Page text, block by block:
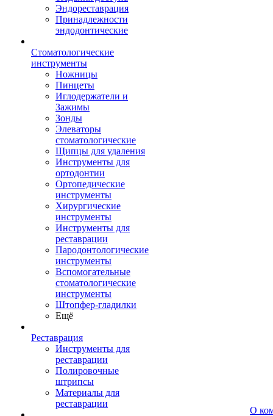
Эндореставрация
Принадлежности
эндодонтические
Стоматологические
инструменты
Ножницы
Пинцеты
Иглодержатели и
Зажимы
Зонды
Элеваторы
стоматологические
Щипцы для удаления
Инструменты для
ортодонтии
Ортопедические
инструменты
Хирургические
инструменты
Инструменты для
реставрации
Пародонтологические
инструменты
Вспомогательные
стоматологические
инструменты
Штопфер-гладилки
Ещё
Реставрация
Инструменты для
реставрации
Полировочные
штрипсы
Материалы для
реставрации
О